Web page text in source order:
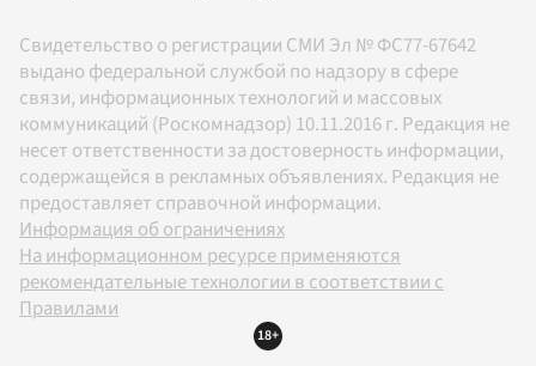
Свидетельство о регистрации СМИ Эл № ФС77-67642
выдано федеральной службой по надзору в сфере
связи, информационных технологий и массовых
коммуникаций (Роскомнадзор) 10.11.2016 г. Редакция не
несет ответственности за достоверность информации,
содержащейся в рекламных объявлениях. Редакция не
предоставляет справочной информации.
Информация об ограничениях
На информационном ресурсе применяются
рекомендательные технологии в соответствии с
Правилами
18+